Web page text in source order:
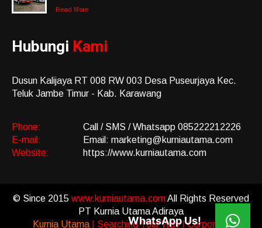
Read More
Hubungi Kami
Dusun Kalijaya RT 008 RW 003 Desa Puseurjaya Kec.
Teluk Jambe Timur - Kab. Karawang
Phone:
Call / SMS / Whatsapp 085222212226
E-mail:
Email: marketing@kurniautama.com
Website:
https://www.kurniautama.com
© Since 2015 www.kurniautama.comAll Rights Reserved
PT Kurnia Utama Adiraya
Kurnia Utama
| Searching Your Way | Corporate
WhatsApp Us!